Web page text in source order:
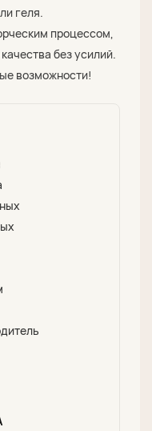
геля.
процессом,
без усилий.
возможности!